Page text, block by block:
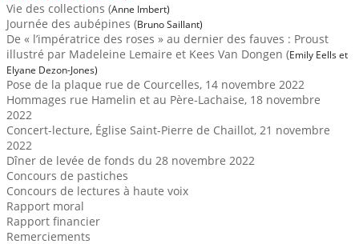
Vie des collections (Anne Imbert)
Journée des aubépines (Bruno Saillant)
De « l’impératrice des roses » au dernier des fauves : Proust
illustré par Madeleine Lemaire et Kees Van Dongen (Emily Eells et
Elyane Dezon-Jones)
Pose de la plaque rue de Courcelles, 14 novembre 2022
Hommages rue Hamelin et au Père-Lachaise, 18 novembre
2022
Concert-lecture, Église Saint-Pierre de Chaillot, 21 novembre
2022
Dîner de levée de fonds du 28 novembre 2022
Concours de pastiches
Concours de lectures à haute voix
Rapport moral
Rapport financier
Remerciements